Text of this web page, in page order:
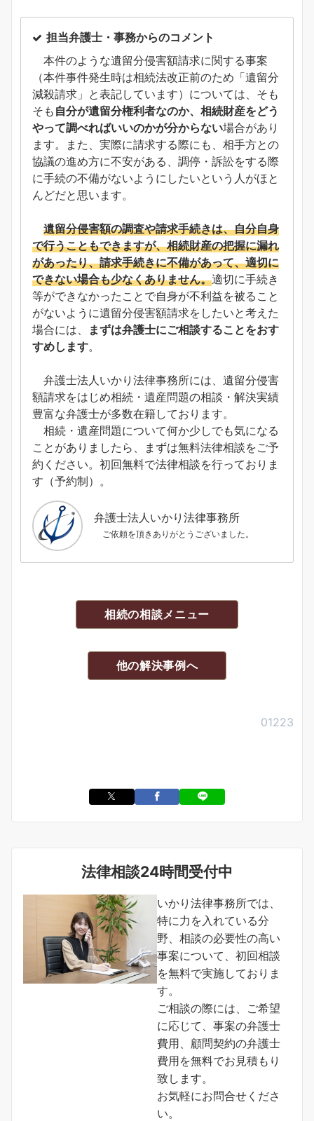
担当弁護士・事務からのコメント
本件のような遺留分侵害額請求に関する事案
（本件事件発生時は相続法改正前のため「遺留分
減殺請求」と表記しています）については、そも
そも 自分が遺留分権利者なのか、相続財産をどう
やって調べればいいのかが分からない場合があり
ます。また、実際に請求する際にも、相手方との
協議の進め方に不安がある、調停・訴訟をする際
に手続の不備がないようにしたいという人がほと
んどだと思います。
遺留分侵害額の調査や請求手続きは、自分自身
で行うこともできますが、相続財産の把握に漏れ
があったり、請求手続きに不備があって、適切に
できない場合も少なくありません。適切に手続き
等ができなかったことで自身が不利益を被ること
がないように遺留分侵害額請求をしたいと考えた
場合には、
まずは弁護士にご相談することをおす
すめします。
弁護士法人いかり法律事務所には、遺留分侵害
額請求をはじめ相続・遺産問題の相談・解決実績
豊富な弁護士が多数在籍しております。
相続・遺産問題について何か少しでも気になる
ことがありましたら、まずは無料法律相談をご予
約ください。初回無料で法律相談を行っておりま
す（予約制）。
弁護士法人いかり法律事務所
ご依頼を頂きありがとうございました。
相続の相談メニュー
他の解決事例へ
01223
法律相談24時間受付中
いかり法律事務所では、
特に力を入れている分
野、相談の必要性の高い
事案について、初回相談
を無料で実施しておりま
す。
ご相談の際には、ご希望
に応じて、事案の弁護士
費用、顧問契約の弁護士
費用を無料でお見積もり
致します。
お気軽にお問合せくださ
い。